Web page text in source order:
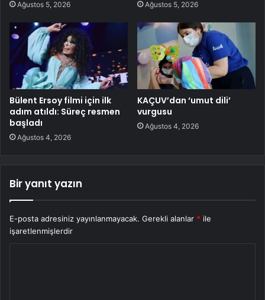
Ağustos 5, 2026 Ağustos 5, 2026
Bülent Ersoy filmi için ilk
adım atıldı: Süreç resmen
başladı
Ağustos 4, 2026
KAÇUV’dan ‘umut dili’
vurgusu
Ağustos 4, 2026
Bir yanıt yazın
E-posta adresiniz yayınlanmayacak. Gerekli alanlar * ile
işaretlenmişlerdir